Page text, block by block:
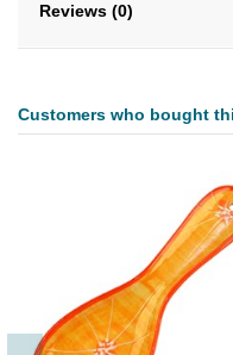
Reviews (0)
Customers who bought